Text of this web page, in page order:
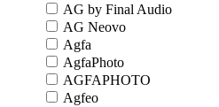
AG by Final Audio
AG Neovo
Agfa
AgfaPhoto
AGFAPHOTO
Agfeo